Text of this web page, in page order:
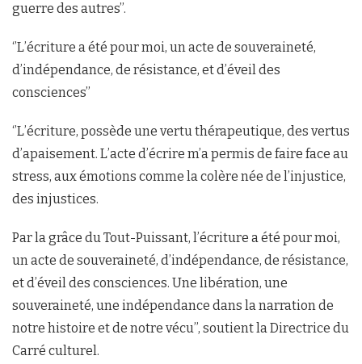
guerre des autres’’.
‘’L’écriture a été pour moi, un acte de souveraineté,
d’indépendance, de résistance, et d’éveil des
consciences’’
‘’L’écriture, possède une vertu thérapeutique, des vertus
d’apaisement. L’acte d’écrire m’a permis de faire face au
stress, aux émotions comme la colère née de l’injustice,
des injustices.
Par la grâce du Tout-Puissant, l’écriture a été pour moi,
un acte de souveraineté, d’indépendance, de résistance,
et d’éveil des consciences. Une libération, une
souveraineté, une indépendance dans la narration de
notre histoire et de notre vécu’’, soutient la Directrice du
Carré culturel.